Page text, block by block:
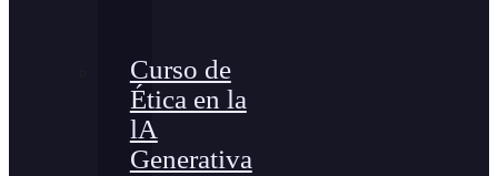
Curso de
Ética en la
lA
Generativa